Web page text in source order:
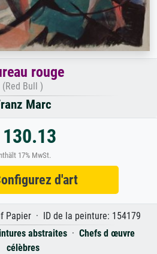
rouge
(Red Bull )
Marc
17% MwSt.
d'art
Papier · ID de la peinture: 154179
abstraites· Chefs d œuvre
célèbres